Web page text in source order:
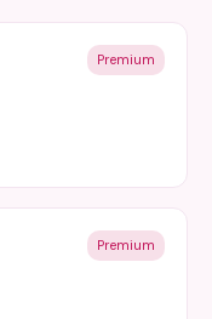
Premium
Premium